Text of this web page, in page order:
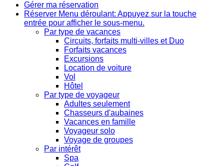
Gérer ma réservation
Réserver Menu déroulant: Appuyez sur la touche
entrée pour afficher le sous-menu.
Par type de vacances
Circuits, forfaits multi-villes et Duo
Forfaits vacances
Excursions
Location de voiture
Vol
Hôtel
Par type de voyageur
Adultes seulement
Chasseurs d'aubaines
Vacances en famille
Voyageur solo
Voyage de groupes
Par intérêt
Spa